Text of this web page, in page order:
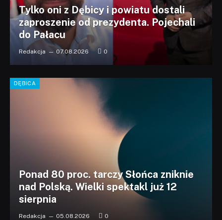
Tylko oni z Dębicy i powiatu dostali
zaproszenie od prezydenta. Pojechali
do Pałacu
Redakcja 07.08.2026 0
DĘBICA
Ponad 80 proc. tarczy Słońca zniknie
nad Polską. Wielki spektakl już 12
sierpnia
Redakcja 05.08.2026 0